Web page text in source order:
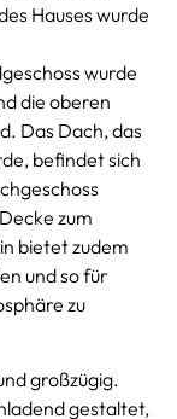
Hauses wurde
wurde
die oberen
Das Dach, das
befindet sich
zum
bietet zudem
und so für
zu
großzügig.
gestaltet,